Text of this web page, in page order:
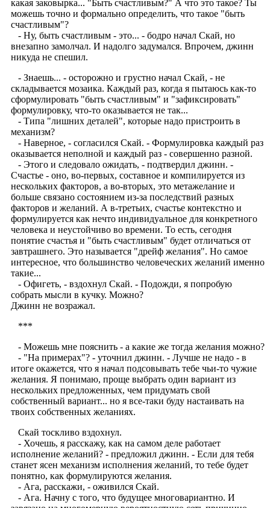
какая заковырка... "Быть счастливым?" А что это такое? Ты
можешь точно и формально определить, что такое "быть
счастливым"?
- Ну, быть счастливым - это... - бодро начал Скай, но
внезапно замолчал. И надолго задумался. Впрочем, джинн
никуда не спешил.
- Знаешь... - осторожно и грустно начал Скай, - не
складывается мозаика. Каждый раз, когда я пытаюсь как-то
сформулировать "быть счастливым" и "зафиксировать"
формулировку, что-то оказывается не так...
- Типа "лишних деталей", которые надо пристроить в
механизм?
- Наверное, - согласился Скай. - Формулировка каждый раз
оказывается неполной и каждый раз - совершенно разной.
- Этого и следовало ожидать, - подтвердил джинн. -
Счастье - оно, во-первых, составное и компилируется из
нескольких факторов, а во-вторых, это метажелание и
больше связано состоянием из-за последствий разных
факторов и желаний. А в-третьих, счастье контекстно и
формулируется как нечто индивидуальное для конкретного
человека и неустойчиво во времени. То есть, сегодня
понятие счастья и "быть счастливым" будет отличаться от
завтрашнего. Это называется "дрейф желания". Но самое
интересное, что большинство человеческих желаний именно
такие...
- Офигеть, - вздохнул Скай. - Подожди, я попробую
собрать мысли в кучку. Можно?
Джинн не возражал.
***
- Можешь мне пояснить - а какие же тогда желания можно?
- "На примерах"? - уточнил джинн. - Лучше не надо - в
итоге окажется, что я начал подсовывать тебе чьи-то чужие
желания. Я понимаю, проще выбрать один вариант из
нескольких предложенных, чем придумать свой
собственный вариант... но я все-таки буду настаивать на
твоих собственных желаниях.
Скай тоскливо вздохнул.
- Хочешь, я расскажу, как на самом деле работает
исполнение желаний? - предложил джинн. - Если для тебя
станет ясен механизм исполнения желаний, то тебе будет
понятно, как формулируются желания.
- Ага, расскажи, - оживился Скай.
- Ага. Начну с того, что будущее многовариантно. И